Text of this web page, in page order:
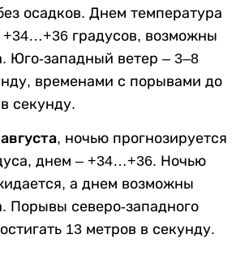
осадков. Днем температура
+34…+36 градусов, возможны
Юго-западный ветер – 3–8
временами с порывами до
секунду.
ночью прогнозируется
днем – +34…+36. Ночью
а днем возможны
Порывы северо-западного
13 метров в секунду.